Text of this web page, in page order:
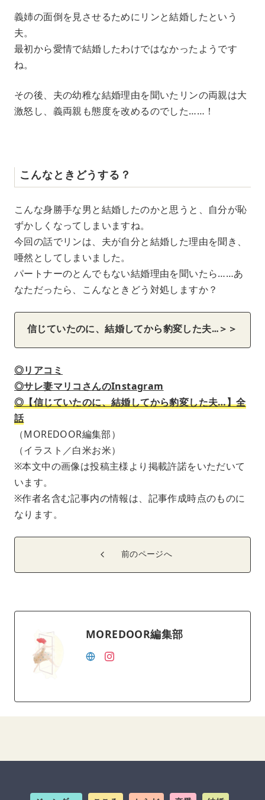
義姉の面倒を見させるためにリンと結婚したという
夫。
最初から愛情で結婚したわけではなかったようです
ね。
その後、夫の幼稚な結婚理由を聞いたリンの両親は大
激怒し、義両親も態度を改めるのでした……！
こんなときどうする？
こんな身勝手な男と結婚したのかと思うと、自分が恥
ずかしくなってしまいますね。
今回の話でリンは、夫が自分と結婚した理由を聞き、
唖然としてしまいました。
パートナーのとんでもない結婚理由を聞いたら……あ
なただったら、こんなときどう対処しますか？
信じていたのに、結婚してから豹変した夫…＞＞
◎リアコミ
◎サレ妻マリコさんのInstagram
◎【信じていたのに、結婚してから豹変した夫…】全
話
（MOREDOOR編集部）
（イラスト／白米お米）
※本文中の画像は投稿主様より掲載許諾をいただいて
います。
※作者名含む記事内の情報は、記事作成時点のものに
なります。
前のページへ
MOREDOOR編集部